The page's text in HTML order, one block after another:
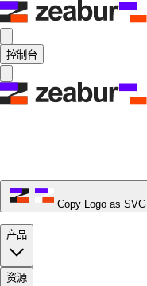
控制台
Copy Logo as SVG
产品
资源